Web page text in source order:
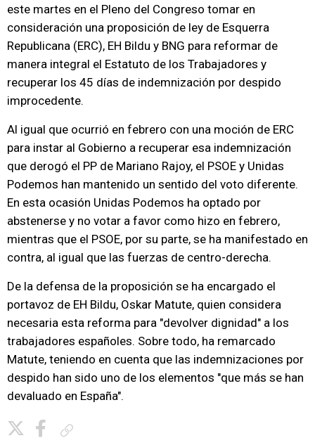
este martes en el Pleno del Congreso tomar en
consideración una proposición de ley de Esquerra
Republicana (ERC), EH Bildu y BNG para reformar de
manera integral el Estatuto de los Trabajadores y
recuperar los 45 días de indemnización por despido
improcedente.
Al igual que ocurrió en febrero con una moción de ERC
para instar al Gobierno a recuperar esa indemnización
que derogó el PP de Mariano Rajoy, el PSOE y Unidas
Podemos han mantenido un sentido del voto diferente.
En esta ocasión Unidas Podemos ha optado por
abstenerse y no votar a favor como hizo en febrero,
mientras que el PSOE, por su parte, se ha manifestado en
contra, al igual que las fuerzas de centro-derecha.
De la defensa de la proposición se ha encargado el
portavoz de EH Bildu, Oskar Matute, quien considera
necesaria esta reforma para "devolver dignidad" a los
trabajadores españoles. Sobre todo, ha remarcado
Matute, teniendo en cuenta que las indemnizaciones por
despido han sido uno de los elementos "que más se han
devaluado en España".